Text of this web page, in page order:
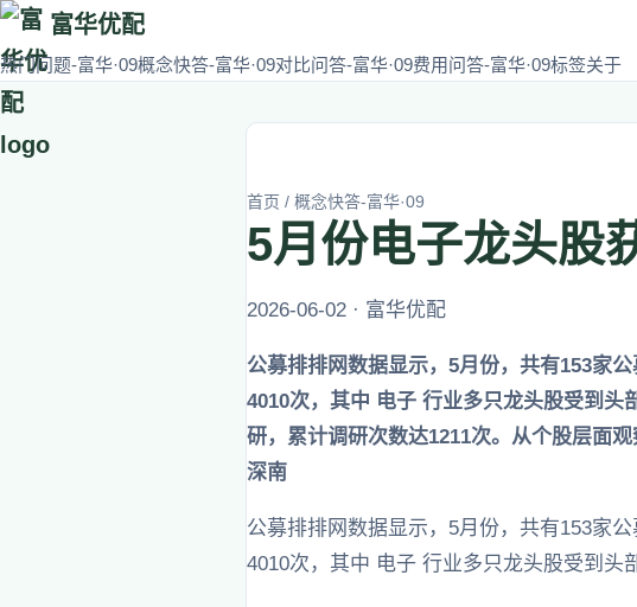
富华优配
热门问题-富华·09概念快答-富华·09对比问答-富华·09费用问答-富华·09标签关于
首页 / 概念快答-富华·09
5月份电子龙头股
2026-06-02 · 富华优配
公募排排网数据显示，5月份，共有153家
4010次，其中 电子 行业多只龙头股受到头
研，累计调研次数达1211次。从个股层面
深南
公募排排网数据显示，5月份，共有153家
4010次，其中 电子 行业多只龙头股受到头